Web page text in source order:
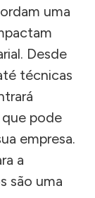
uma
Desde
técnicas
pode
empresa.
a
são uma